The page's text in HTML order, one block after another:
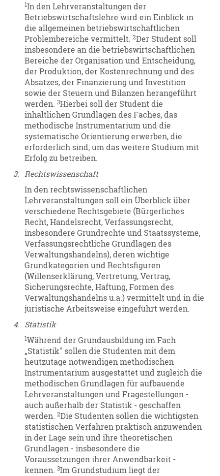
1In den Lehrveranstaltungen der
Betriebswirtschaftslehre wird ein Einblick in
die allgemeinen betriebswirtschaftlichen
Problembereiche vermittelt.2Der Student soll
insbesondere an die betriebswirtschaftlichen
Bereiche der Organisation und Entscheidung,
der Produktion, der Kostenrechnung und des
Absatzes, der Finanzierung und Investition
sowie der Steuern und Bilanzen herangeführt
werden.3Hierbei soll der Student die
inhaltlichen Grundlagen des Faches, das
methodische Instrumentarium und die
systematische Orientierung erwerben, die
erforderlich sind, um das weitere Studium mit
Erfolg zu betreiben.
3.
Rechtswissenschaft
In den rechtswissenschaftlichen
Lehrveranstaltungen soll ein Überblick über
verschiedene Rechtsgebiete (Bürgerliches
Recht, Handelsrecht, Verfassungsrecht,
insbesondere Grundrechte und Staatssysteme,
Verfassungsrechtliche Grundlagen des
Verwaltungshandelns), deren wichtige
Grundkategorien und Rechtsfiguren
(Willenserklärung, Vertretung, Vertrag,
Sicherungsrechte, Haftung, Formen des
Verwaltungshandelns u.a.) vermittelt und in die
juristische Arbeitsweise eingeführt werden.
4. Statistik
1Während der Grundausbildung im Fach
„Statistik" sollen die Studenten mit dem
heutzutage notwendigen methodischen
Instrumentarium ausgestattet und zugleich die
methodischen Grundlagen für aufbauende
Lehrveranstaltungen und Fragestellungen -
auch außerhalb der Statistik - geschaffen
werden.2Die Studenten sollen die wichtigsten
statistischen Verfahren praktisch anzuwenden
in der Lage sein und ihre theoretischen
Grundlagen - insbesondere die
Voraussetzungen ihrer Anwendbarkeit -
kennen.3Im Grundstudium liegt der